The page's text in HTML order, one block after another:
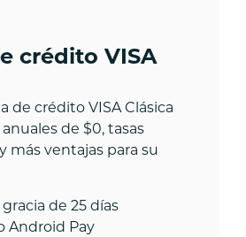
crédito VISA
de crédito VISA Clásica
de $0, tasas
más ventajas para su
de 25 días
Android Pay